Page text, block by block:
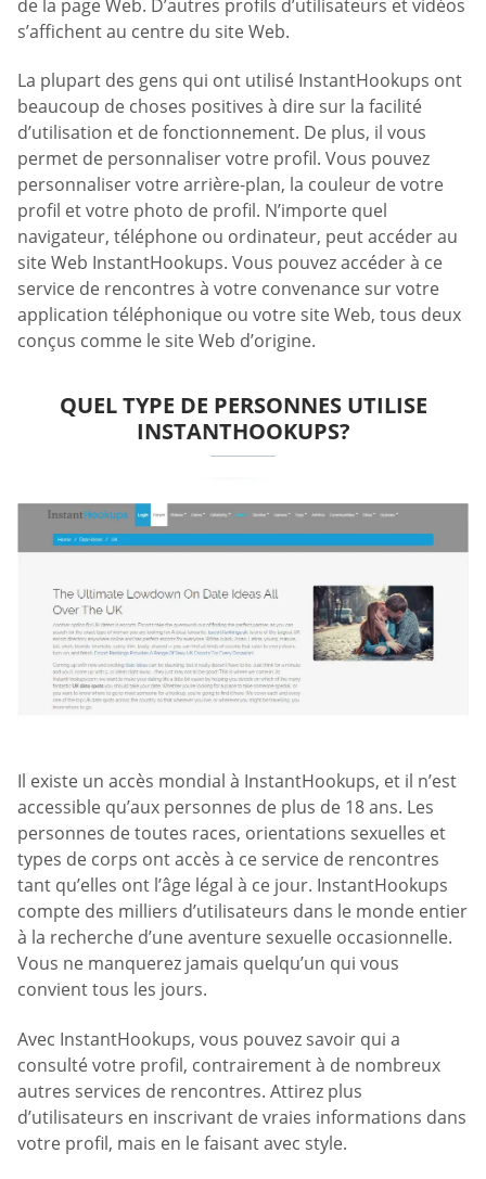
de la page Web. D’autres profils d’utilisateurs et vidéos
s’affichent au centre du site Web.
La plupart des gens qui ont utilisé InstantHookups ont
beaucoup de choses positives à dire sur la facilité
d’utilisation et de fonctionnement. De plus, il vous
permet de personnaliser votre profil. Vous pouvez
personnaliser votre arrière-plan, la couleur de votre
profil et votre photo de profil. N’importe quel
navigateur, téléphone ou ordinateur, peut accéder au
site Web InstantHookups. Vous pouvez accéder à ce
service de rencontres à votre convenance sur votre
application téléphonique ou votre site Web, tous deux
conçus comme le site Web d’origine.
QUEL TYPE DE PERSONNES UTILISE
INSTANTHOOKUPS?
Il existe un accès mondial à InstantHookups, et il n’est
accessible qu’aux personnes de plus de 18 ans. Les
personnes de toutes races, orientations sexuelles et
types de corps ont accès à ce service de rencontres
tant qu’elles ont l’âge légal à ce jour. InstantHookups
compte des milliers d’utilisateurs dans le monde entier
à la recherche d’une aventure sexuelle occasionnelle.
Vous ne manquerez jamais quelqu’un qui vous
convient tous les jours.
Avec InstantHookups, vous pouvez savoir qui a
consulté votre profil, contrairement à de nombreux
autres services de rencontres. Attirez plus
d’utilisateurs en inscrivant de vraies informations dans
votre profil, mais en le faisant avec style.